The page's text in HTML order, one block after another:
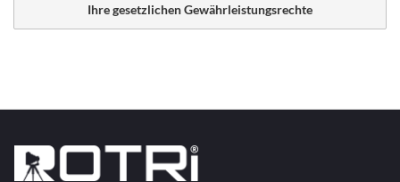
Ihre gesetzlichen Gewährleistungsrechte